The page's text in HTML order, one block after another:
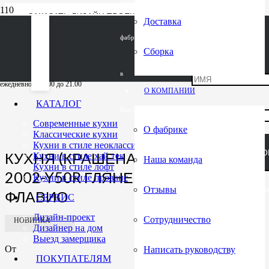
фабрики ЗОВ
в
ЗАКАЗАТЬ
Доставка
Сборка
О КОМПАНИИ
О фабрике
Наша команда
Отзывы
Сотрудничество
Написать руководству
ежедневно c 10.00 до 21.00
КАТАЛОГ
Современные кухни
Классические кухни
Кухни в стиле неоклассика
Кухни в стиле хай тек
Кухни в стиле лофт
Кухни в стиле прованс
СЕРВИС
Дизайн-проект
Дизайнер на дом
Выезд замерщика
ПОКУПАТЕЛЯМ
ЗАКАЗАТЬ ДИЗАЙН ПРОЕКТ
ONLINE РАСЧЕТ ПРОЕКТА
КУХНЯ (КРАШЕНАЯ МДФ), NCS S 2002-
КУХНЯ (КРАШЕНАЯ МДФ), NCS S
2002-Y50R ГЛЯНЕЦ / «СИСТЕМА»,
ФЛАВИО
НОВИНКА
От